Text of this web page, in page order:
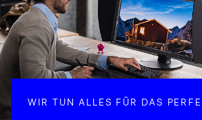
WIR TUN ALLES FÜR DAS